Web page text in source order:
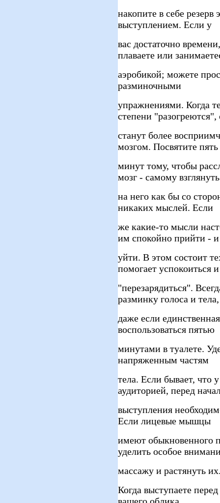
накопите в себе
выступлением. Если у
вас достаточно
плаваете или
аэробикой; можете
разминочными
упражнениями. Когда
степени "разогреются",
станут более
мозгом. Посвятите пять
минут тому, чтобы
мозг - самому взглянуть
на него как бы со
никаких мыслей. Если
же какие-то мысли
им спокойно прийти - и
уйти. В этом состоит
помогает успокоиться и
"перезарядиться".
разминку голоса и тела,
даже если
воспользоваться пятью
минутами в туалете.
напряженным частям
тела. Если бывает, что
аудиторией, перед
выступления
Если лицевые мышцы
имеют обыкновенного
уделить особое
массажу и растянуть
Когда выступаете